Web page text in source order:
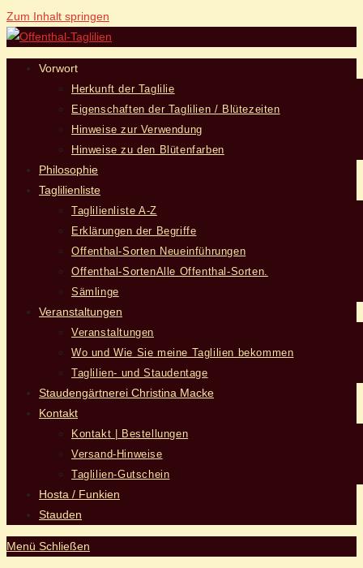
Zum Inhalt springen
Vorwort
Herkunft der Taglilie
Eigenschaften der Taglilien / Blütezeiten
Hinweise zur Verwendung
Hinweise zu den Blütenfarben
Philosophie
Taglilienliste
Taglilienliste A-Z
Erklärungen der Begriffe
Offenthal-Sorten Neueinführungen
Offenthal-SortenAlle Offenthal-Sorten.
Sämlinge
Veranstaltungen
Veranstaltungen
Wo und Wie Sie meine Taglilien bekommen
Taglilien- und Staudentage
Staudengärtnerei Christina Macke
Kontakt
Kontakt | Bestellungen
Versand-Hinweise
Taglilien-Gutschein
Hosta / Funkien
Stauden
Menü Schließen